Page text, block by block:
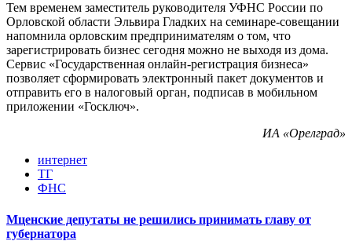
Тем временем заместитель руководителя УФНС России по
Орловской области Эльвира Гладких на семинаре-совещании
напомнила орловским предпринимателям о том, что
зарегистрировать бизнес сегодня можно не выходя из дома.
Сервис «Государственная онлайн-регистрация бизнеса»
позволяет сформировать электронный пакет документов и
отправить его в налоговый орган, подписав в мобильном
приложении «Госключ».
ИА «Орелград»
интернет
ТГ
ФНС
Мценские депутаты не решились принимать главу от
губернатора